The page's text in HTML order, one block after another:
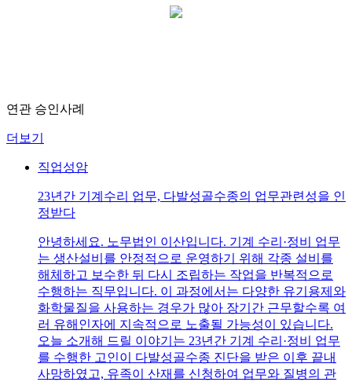
연관 승인사례
더보기
직업성암
23년간 기계수리 업무, 다발성골수종의 업무관련성을 인
정받다
안녕하세요. 노무법인 이산입니다. 기계 수리·정비 업무
는 생산설비를 안정적으로 운영하기 위해 각종 설비를
해체하고 보수한 뒤 다시 조립하는 작업을 반복적으로
수행하는 직무입니다. 이 과정에서는 다양한 유기용제와
화학물질을 사용하는 경우가 많아 장기간 근무할수록 여
러 유해인자에 지속적으로 노출될 가능성이 있습니다.
오늘 소개해 드릴 이야기는 23년간 기계 수리·정비 업무
를 수행한 고인이 다발성골수종 진단을 받은 이후 끝내
사망하였고, 유족이 산재를 신청하여 업무와 질병의 관